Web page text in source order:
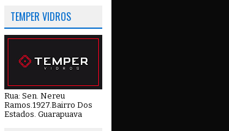
TEMPER VIDROS
Rua: Sen. Nereu
Ramos.1927.Bairro Dos
Estados. Guarapuava